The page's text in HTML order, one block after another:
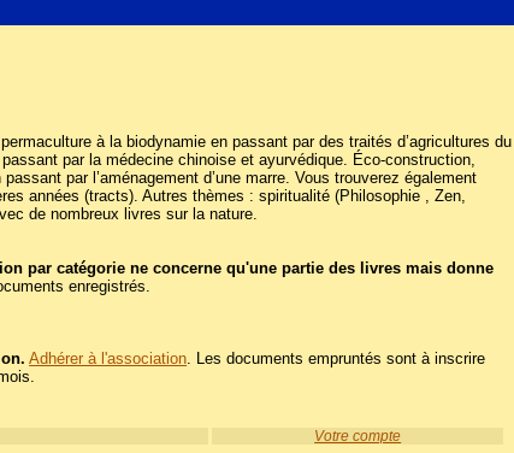
à la biodynamie en passant par des traités d’agricultures du
par la médecine chinoise et ayurvédique. Éco-construction,
par l’aménagement d’une marre. Vous trouverez également
années (tracts). Autres thèmes : spiritualité (Philosophie , Zen,
de nombreux livres sur la nature.
par catégorie ne concerne qu'une partie des livres mais donne
enregistrés.
Adhérer à l'association. Les documents empruntés sont à inscrire
Votre compte